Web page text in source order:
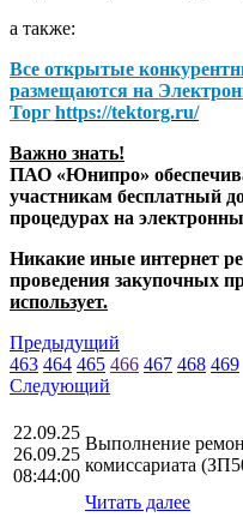
а также:
Все открытые
размещаются на
Торг https://tektorg.ru/
Важно знать!
ПАО «Юнипро»
участникам бесплатный
процедурах на
Никакие иные интернет
проведения закупочных
использует.
Предыдущий
463 464 465 466 467 468 469
Следующий
22.09.25
26.09.25
08:44:00
Выполнение
комиссариата
Читать далее